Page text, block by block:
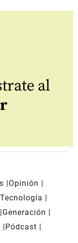
al
Opinión
Tecnología
Generación
Pódcast